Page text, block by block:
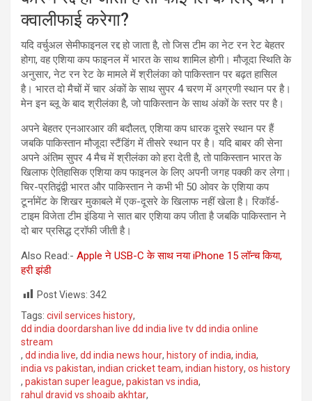
क्वालीफाई करेगा?
यदि वर्चुअल सेमीफाइनल रद्द हो जाता है, तो जिस टीम का नेट रन रेट बेहतर
होगा, वह एशिया कप फाइनल में भारत के साथ शामिल होगी। मौजूदा स्थिति के
अनुसार, नेट रन रेट के मामले में श्रीलंका को पाकिस्तान पर बढ़त हासिल
है। भारत दो मैचों में चार अंकों के साथ सुपर 4 चरण में अग्रणी स्थान पर है।
मेन इन ब्लू के बाद श्रीलंका है, जो पाकिस्तान के साथ अंकों के स्तर पर है।
अपने बेहतर एनआरआर की बदौलत, एशिया कप धारक दूसरे स्थान पर हैं
जबकि पाकिस्तान मौजूदा स्टैंडिंग में तीसरे स्थान पर है। यदि बाबर की सेना
अपने अंतिम सुपर 4 मैच में श्रीलंका को हरा देती है, तो पाकिस्तान भारत के
खिलाफ ऐतिहासिक एशिया कप फाइनल के लिए अपनी जगह पक्की कर लेगा।
चिर-प्रतिद्वंद्वी भारत और पाकिस्तान ने कभी भी 50 ओवर के एशिया कप
टूर्नामेंट के शिखर मुकाबले में एक-दूसरे के खिलाफ नहीं खेला है। रिकॉर्ड-
टाइम विजेता टीम इंडिया ने सात बार एशिया कप जीता है जबकि पाकिस्तान ने
दो बार प्रसिद्ध ट्रॉफी जीती है।
Also Read:- Apple ने USB-C के साथ नया iPhone 15 लॉन्च किया,
हरी झंडी
Post Views: 342
Tags: civil services history,
dd india doordarshan live dd india live tv dd india online
stream
, dd india live, dd india news hour, history of india, india,
india vs pakistan, indian cricket team, indian history, os history
, pakistan super league, pakistan vs india,
rahul dravid vs shoaib akhtar,